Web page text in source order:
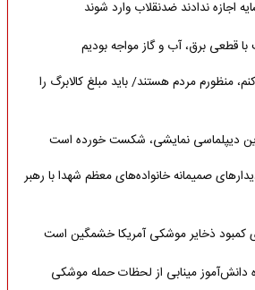
اجازه ندادند ضدنقلاب وارد شوند
قطعی برق، آب و گاز مواجه بودیم
منظورم مردم هستند/ باید مبلغ کالابرگ را
این دیپلماسی نمایشی، شکست خورده است
صمیمانه خانواده‌های معظم شهدا با رهبر
کمبود ذخایر موشکی آمریکا خشمگین است
دانش‌آموز مینابی از لحظات حمله موشکی